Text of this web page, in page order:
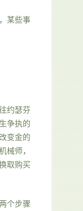
某些事
约瑟芬
争执的
变金的
械师，
取购买
个步骤